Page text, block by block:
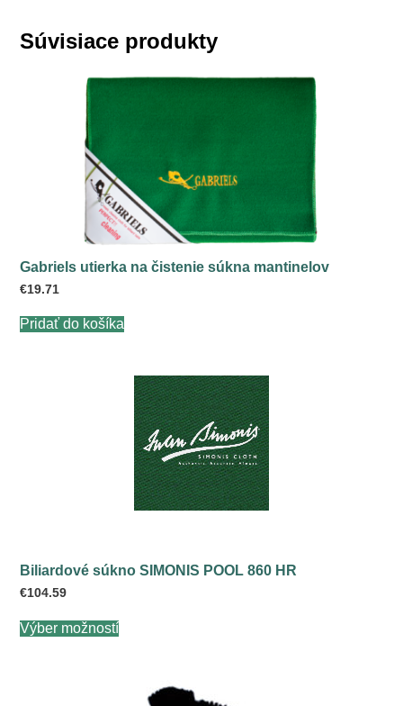
Súvisiace produkty
Gabriels utierka na čistenie súkna mantinelov
€19.71
Pridať do košíka
Biliardové súkno SIMONIS POOL 860 HR
€104.59
Výber možností
Možnosti